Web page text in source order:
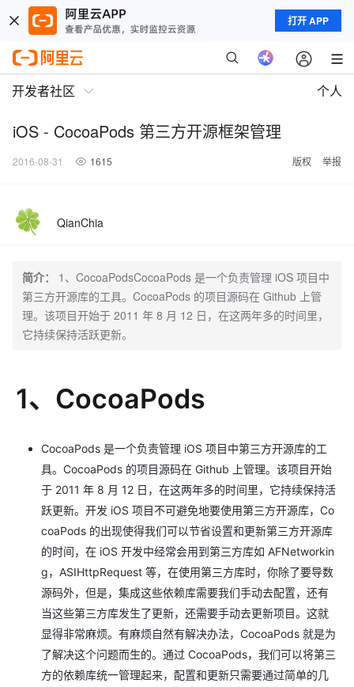
打开 APP
开发者社区 个人
iOS - CocoaPods 第三方开源框架管理
2016-08-31 1615 版权 举报
QianChia
简介：
1、CocoaPodsCocoaPods 是一个负责管理 iOS 项目中
第三方开源库的工具。CocoaPods 的项目源码在 Github 上管
理。该项目开始于 2011 年 8 月 12 日，在这两年多的时间里，
它持续保持活跃更新。
1、CocoaPods
CocoaPods 是一个负责管理 iOS 项目中第三方开源库的工
具。CocoaPods 的项目源码在 Github 上管理。该项目开始
于 2011 年 8 月 12 日，在这两年多的时间里，它持续保持活
跃更新。开发 iOS 项目不可避免地要使用第三方开源库，Co
coaPods 的出现使得我们可以节省设置和更新第三方开源库
的时间，在 iOS 开发中经常会用到第三方库如 AFNetworkin
g，ASIHttpRequest 等，在使用第三方库时，你除了要导数
源码外，但是，集成这些依赖库需要我们手动去配置，还有
当这些第三方库发生了更新，还需要手动去更新项目。这就
显得非常麻烦。有麻烦自然有解决办法，CocoaPods 就是为
了解决这个问题而生的。通过 CocoaPods，我们可以将第三
方的依赖库统一管理起来，配置和更新只需要通过简单的几